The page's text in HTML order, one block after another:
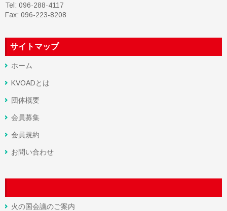
Tel: 096-288-4117
Fax: 096-223-8208
サイトマップ
ホーム
KVOADとは
団体概要
会員募集
会員規約
お問い合わせ
火の国会議のご案内